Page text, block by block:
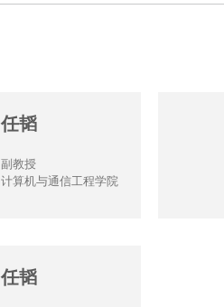
任韬
副教授
计算机与通信工程学院
任韬